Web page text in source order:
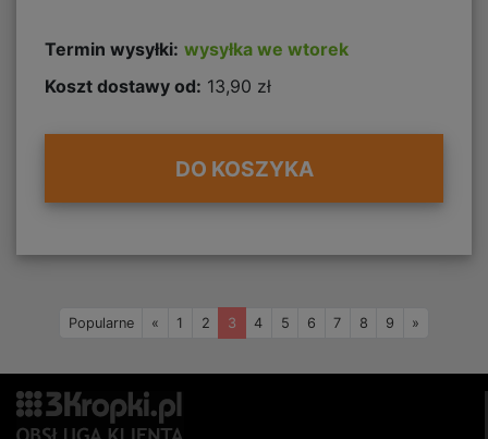
Termin wysyłki: wysyłka we wtorek
Koszt dostawy od: 13,90 zł
DO KOSZYKA
Popularne «Wstecz
1 2 3 4 5 6 7 8 9 »